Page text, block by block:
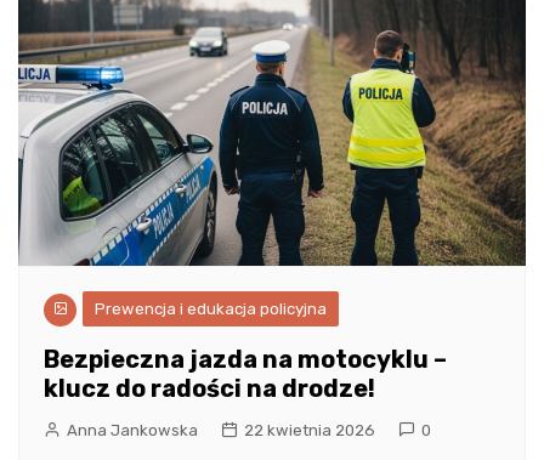
Prewencja i edukacja policyjna
Bezpieczna jazda na motocyklu –
klucz do radości na drodze!
Anna Jankowska 22 kwietnia 2026 0